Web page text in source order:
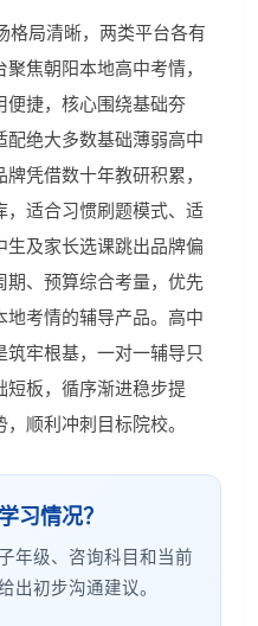
格局清晰，两类平台各有
焦朝阳本地高中考情，
便捷，核心围绕基础夯
绝大多数基础薄弱高中
凭借数十年教研积累，
适合习惯刷题模式、适
及家长选课跳出品牌偏
期、预算综合考量，优先
考情的辅导产品。高中
牢根基，一对一辅导只
板，循序渐进稳步提
顺利冲刺目标院校。
习情况？
年级、咨询科目和当前
出初步沟通建议。